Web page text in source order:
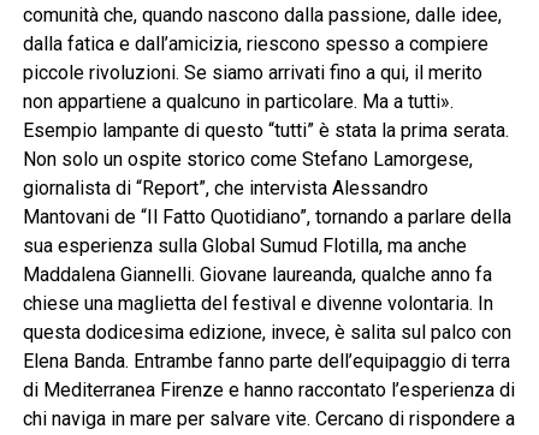
comunità che, quando nascono dalla passione, dalle idee,
dalla fatica e dall’amicizia, riescono spesso a compiere
piccole rivoluzioni. Se siamo arrivati fino a qui, il merito
non appartiene a qualcuno in particolare. Ma a tutti».
Esempio lampante di questo “tutti” è stata la prima serata.
Non solo un ospite storico come Stefano Lamorgese,
giornalista di “Report”, che intervista Alessandro
Mantovani de “Il Fatto Quotidiano”, tornando a parlare della
sua esperienza sulla Global Sumud Flotilla, ma anche
Maddalena Giannelli. Giovane laureanda, qualche anno fa
chiese una maglietta del festival e divenne volontaria. In
questa dodicesima edizione, invece, è salita sul palco con
Elena Banda. Entrambe fanno parte dell’equipaggio di terra
di Mediterranea Firenze e hanno raccontato l’esperienza di
chi naviga in mare per salvare vite. Cercano di rispondere a